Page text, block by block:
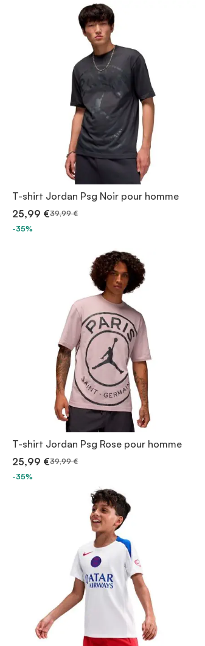
T-shirt Jordan Psg Noir pour homme
25,99 €39,99 €
-35%
T-shirt Jordan Psg Rose pour homme
25,99 €39,99 €
-35%